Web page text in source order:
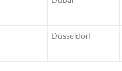
Düsseldorf